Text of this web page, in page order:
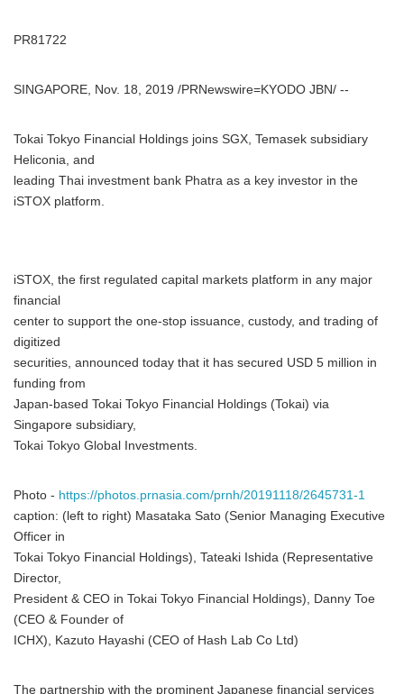
PR81722
SINGAPORE, Nov. 18, 2019 /PRNewswire=KYODO JBN/ --
Tokai Tokyo Financial Holdings joins SGX, Temasek subsidiary
Heliconia, and
leading Thai investment bank Phatra as a key investor in the
iSTOX platform.
iSTOX, the first regulated capital markets platform in any major
financial
center to support the one-stop issuance, custody, and trading of
digitized
securities, announced today that it has secured USD 5 million in
funding from
Japan-based Tokai Tokyo Financial Holdings (Tokai) via
Singapore subsidiary,
Tokai Tokyo Global Investments.
Photo - https://photos.prnasia.com/prnh/20191118/2645731-1
caption: (left to right) Masataka Sato (Senior Managing Executive
Officer in
Tokai Tokyo Financial Holdings), Tateaki Ishida (Representative
Director,
President & CEO in Tokai Tokyo Financial Holdings), Danny Toe
(CEO & Founder of
ICHX), Kazuto Hayashi (CEO of Hash Lab Co Ltd)
The partnership with the prominent Japanese financial services